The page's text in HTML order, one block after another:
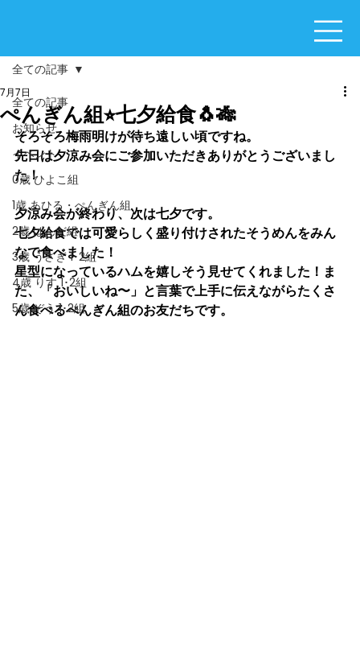
全ての記事
お知らせ
イベント
0歳 ひよこ組
1歳 あひる・ぺんぎん組
2歳 ぱんだ組
3歳 うさぎ 1･2組
4歳 りす 1･2組
5歳 ぞう 1･2組
全ての記事
ぺんぎん組⭐︎七夕給食🐧🎋
7月7日
そろそろ梅雨明けが待ち遠しい頃ですね。
先日は夕涼み会にご参加いただきありがとうございまし
た！
夕涼み会が終わり、次は七夕です。
七夕給食では可愛らしく盛り付けされたそうめんをみん
なで食べました！
星型になっているハムを嬉しそう見せてくれました！ま
た、「おいしいね〜」と言葉で上手に伝えながらたくさ
ん食べるぺんぎん組のお友だちです。